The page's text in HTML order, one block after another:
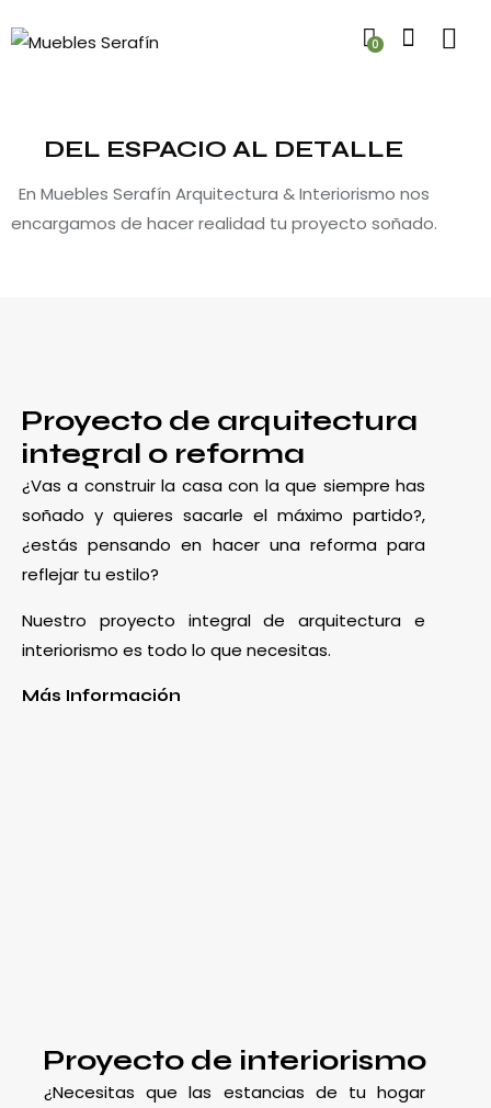
0
DEL ESPACIO AL DETALLE
En Muebles Serafín Arquitectura & Interiorismo nos
encargamos de hacer realidad tu proyecto soñado.
Proyecto de arquitectura
integral o reforma
¿Vas a construir la casa con la que siempre has
soñado y quieres sacarle el máximo partido?,
¿estás pensando en hacer una reforma para
reflejar tu estilo?
Nuestro proyecto integral de arquitectura e
interiorismo es todo lo que necesitas.
Más Información
Proyecto de interiorismo
¿Necesitas que las estancias de tu hogar